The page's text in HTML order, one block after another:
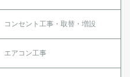
コンセント工事・取替・増設
エアコン工事